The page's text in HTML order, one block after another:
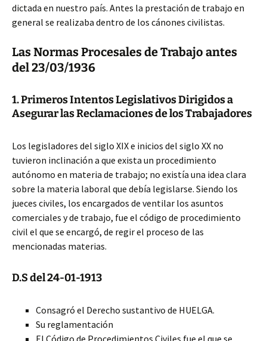
dictada en nuestro país. Antes la prestación de trabajo en
general se realizaba dentro de los cánones civilistas.
Las Normas Procesales de Trabajo antes
del 23/03/1936
1. Primeros Intentos Legislativos Dirigidos a
Asegurar las Reclamaciones de los Trabajadores
Los legisladores del siglo XIX e inicios del siglo XX no
tuvieron inclinación a que exista un procedimiento
autónomo en materia de trabajo; no existía una idea clara
sobre la materia laboral que debía legislarse. Siendo los
jueces civiles, los encargados de ventilar los asuntos
comerciales y de trabajo, fue el código de procedimiento
civil el que se encargó, de regir el proceso de las
mencionadas materias.
D.S del 24-01-1913
Consagró el Derecho sustantivo de HUELGA.
Su reglamentación
El Código de Procedimientos Civiles fue el que se